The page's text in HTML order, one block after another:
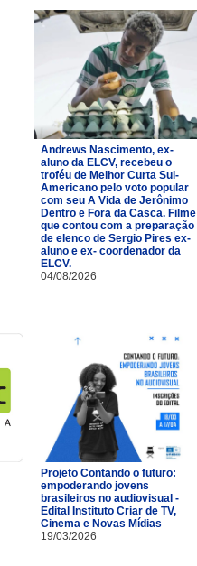
Andrews Nascimento, ex-
aluno da ELCV, recebeu o
troféu de Melhor Curta Sul-
Americano pelo voto popular
com seu A Vida de Jerônimo
Dentro e Fora da Casca. Filme
que contou com a preparação
de elenco de Sergio Pires ex-
aluno e ex- coordenador da
ELCV.
04/08/2026
Projeto Contando o futuro:
empoderando jovens
brasileiros no audiovisual -
Edital Instituto Criar de TV,
Cinema e Novas Mídias
19/03/2026